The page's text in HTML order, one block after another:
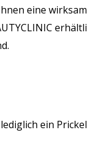
eine
ein